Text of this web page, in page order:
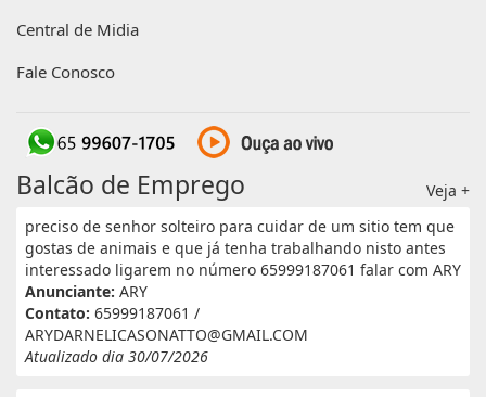
Central de Midia
Fale Conosco
Balcão de Emprego
Veja +
preciso de senhor solteiro para cuidar de um sitio tem que
gostas de animais e que já tenha trabalhando nisto antes
interessado ligarem no número 65999187061 falar com ARY
Anunciante: ARY
Contato: 65999187061 /
ARYDARNELICASONATTO@GMAIL.COM
Atualizado dia 30/07/2026